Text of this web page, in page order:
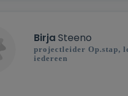
BirjaSteeno
projectleider Op.stap,
iedereen